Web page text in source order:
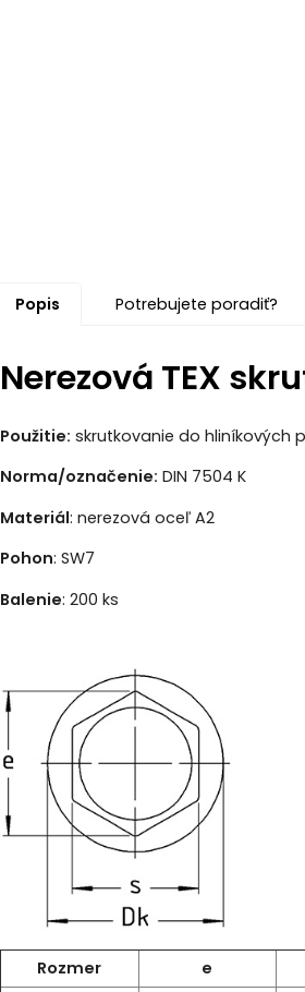
Popis Potrebujete poradiť?
Nerezová TEX
Použitie: skrutkovanie do hliníkových
Norma/označenie: DIN 7504 K
Materiál: nerezová oceľ A2
Pohon: SW7
Balenie: 200 ks
Rozmer e